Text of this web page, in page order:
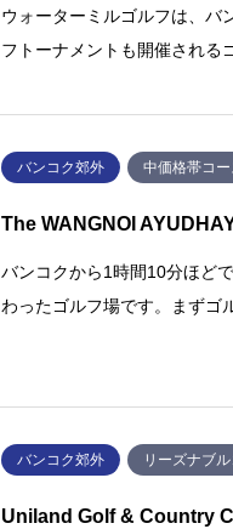
ウォーターミルゴルフは、バ
フトーナメントも開催される
バンコク郊外 中価格帯コー
The WANGNOI
バンコクから1時間10分ほど
わったゴルフ場です。まずゴ
バンコク郊外 リーズナブ
Uniland Golf & Country